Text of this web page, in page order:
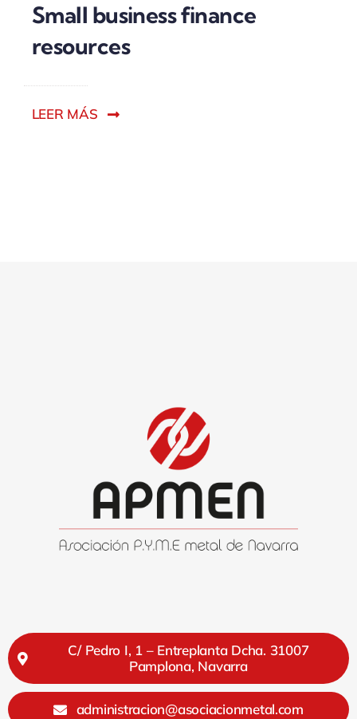
Small business finance
resources
LEER MÁS
C/ Pedro I, 1 – Entreplanta Dcha. 31007
Pamplona, Navarra
administracion@asociacionmetal.com